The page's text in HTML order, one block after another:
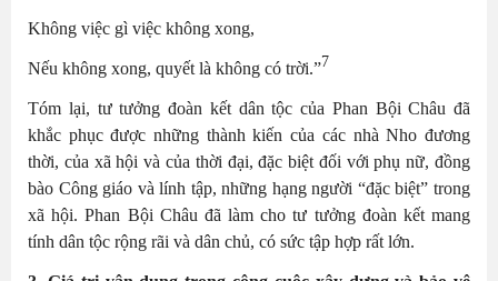
Không việc gì việc không xong,
Nếu không xong, quyết là không có trời.”7
Tóm lại, tư tưởng đoàn kết dân tộc của Phan Bội Châu đã
khắc phục được những thành kiến của các nhà Nho đương
thời, của xã hội và của thời đại, đặc biệt đối với phụ nữ, đồng
bào Công giáo và lính tập, những hạng người “đặc biệt” trong
xã hội. Phan Bội Châu đã làm cho tư tưởng đoàn kết mang
tính dân tộc rộng rãi và dân chủ, có sức tập hợp rất lớn.